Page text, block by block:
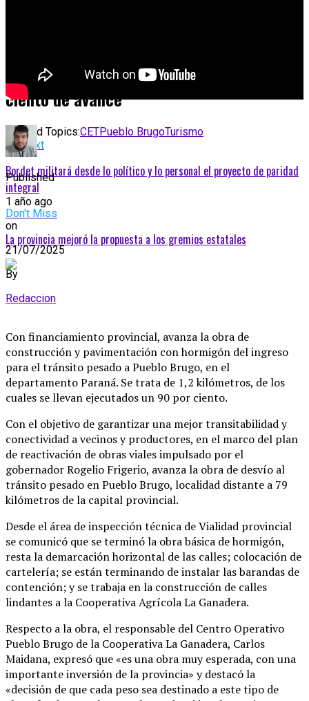
Related Topics:CETPueblo BrugoTurismo
Up Next
Bordet militará desde lo político y lo personal el proyecto de paridad
integral
Don't Miss
La provincia mejoró la propuesta a los gremios estatales
ingreso a Pueblo Burgo tiene un 90 por
ciento de avance
Published
1 año ago
on
21/07/2025
By
Redaccion
Con financiamiento provincial, avanza la obra de
construcción y pavimentación con hormigón del ingreso
para el tránsito pesado a Pueblo Brugo, en el
departamento Paraná. Se trata de 1,2 kilómetros, de los
cuales se llevan ejecutados un 90 por ciento.
Con el objetivo de garantizar una mejor transitabilidad y
conectividad a vecinos y productores, en el marco del plan
de reactivación de obras viales impulsado por el
gobernador Rogelio Frigerio, avanza la obra de desvío al
tránsito pesado en Pueblo Brugo, localidad distante a 79
kilómetros de la capital provincial.
Desde el área de inspección técnica de Vialidad provincial
se comunicó que se terminó la obra básica de hormigón,
resta la demarcación horizontal de las calles; colocación de
cartelería; se están terminando de instalar las barandas de
contención; y se trabaja en la construcción de calles
lindantes a la Cooperativa Agrícola La Ganadera.
Respecto a la obra, el responsable del Centro Operativo
Pueblo Brugo de la Cooperativa La Ganadera, Carlos
Maidana, expresó que «es una obra muy esperada, con una
importante inversión de la provincia» y destacó la
«decisión de que cada peso sea destinado a este tipo de